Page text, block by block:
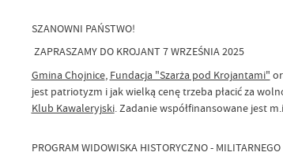
SZANOWNI PAŃSTWO!
ZAPRASZAMY DO KROJANT 7 WRZEŚNIA 2025
Gmina Chojnice, Fundacja "Szarża pod Krojantami"
jest patriotyzm i jak wielką cenę trzeba płacić za
Klub Kawaleryjski. Zadanie współfinansowane jest
PROGRAM WIDOWISKA HISTORYCZNO -